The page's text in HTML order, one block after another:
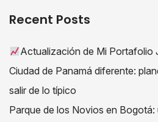
Recent Posts
Actualización de Mi Portafolio
Ciudad de Panamá diferente:
salir de lo típico
Parque de los Novios en Bogotá: